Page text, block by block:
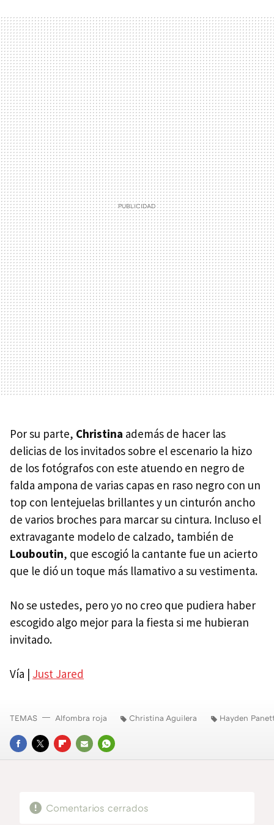
Por su parte, Christina además de hacer las
delicias de los invitados sobre el escenario la hizo
de los fotógrafos con este atuendo en negro de
falda ampona de varias capas en raso negro con un
top con lentejuelas brillantes y un cinturón ancho
de varios broches para marcar su cintura. Incluso el
extravagante modelo de calzado, también de
Louboutin, que escogió la cantante fue un acierto
que le dió un toque más llamativo a su vestimenta.
No se ustedes, pero yo no creo que pudiera haber
escogido algo mejor para la fiesta si me hubieran
invitado.
Vía | Just Jared
FACEBOOK
TWITTERFLIPBOARD
E-
WHATSAPP
TEMAS Alfombra roja Christina Aguilera Hayden
Comentarios cerrados